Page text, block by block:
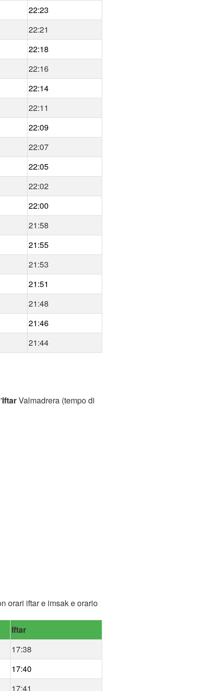
22:23
22:21
22:18
22:16
22:14
22:11
22:09
22:07
22:05
22:02
22:00
21:58
21:55
21:53
21:51
21:48
21:46
21:44
IftarValmadrera (tempo di
orari iftar e imsak e orario
Iftar
17:38
17:40
17:41